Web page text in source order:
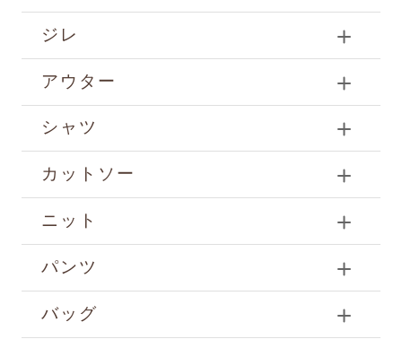
ジレ
アウター
シャツ
カットソー
ニット
パンツ
バッグ